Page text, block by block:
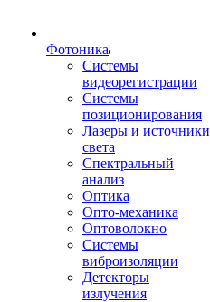
Фотоника
Cистемы
видеорегистрации
Системы
позиционирования
Лазеры и источники
света
Спектральный
анализ
Оптика
Опто-механика
Оптоволокно
Системы
виброизоляции
Детекторы
излучения